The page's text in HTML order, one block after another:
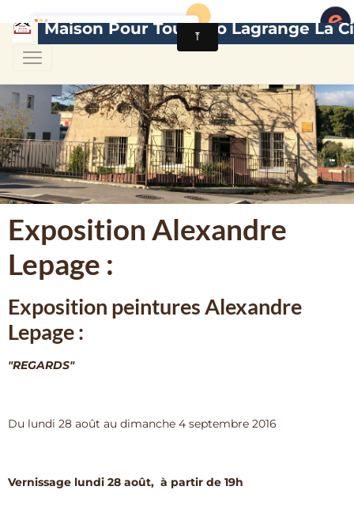
Maison Pour Tous Léo Lagrange La
Exposition Alexandre
Lepage :
Exposition peintures Alexandre
Lepage :
"REGARDS"
Du lundi 28 août au dimanche 4 septembre 2016
Vernissage lundi 28 août, à partir de 19h